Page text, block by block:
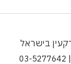
בישראל